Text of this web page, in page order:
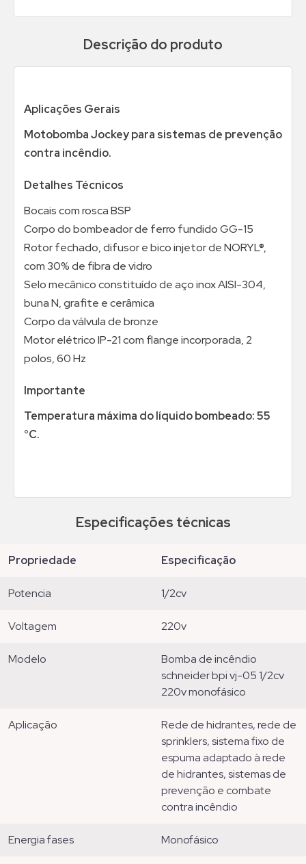
Descrição do produto
Aplicações Gerais
Motobomba Jockey para sistemas de prevenção
contra incêndio.
Detalhes Técnicos
Bocais com rosca BSP
Corpo do bombeador de ferro fundido GG-15
Rotor fechado, difusor e bico injetor de NORYL®,
com 30% de fibra de vidro
Selo mecânico constituído de aço inox AISI-304,
buna N, grafite e cerâmica
Corpo da válvula de bronze
Motor elétrico IP-21 com flange incorporada, 2
polos, 60 Hz
Importante
Temperatura máxima do líquido bombeado: 55
°C.
Especificações técnicas
propriedade especificação
potencia 1/2cv
voltagem 220v
modelo
bomba de incêndio
schneider bpi vj-05 1/2cv
220v monofásico
aplicação
rede de hidrantes, rede de
sprinklers, sistema fixo de
espuma adaptado à rede
de hidrantes, sistemas de
prevenção e combate
contra incêndio
energia fases monofásico